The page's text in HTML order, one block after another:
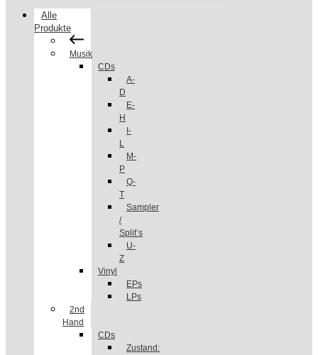
Alle
Produkte
Musik
CDs
A-
D
E-
H
I-
L
M-
P
Q-
T
Sampler
/
Split’s
U-
Z
Vinyl
EPs
LPs
2nd
Hand
CDs
Zustand: